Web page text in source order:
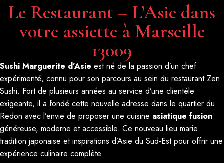
Le Restaurant – L’Asie dans
votre assiette à Marseille
13009
Sushi Marguerite d’Asie est né de la passion d’un chef
expérimenté, connu pour son parcours au sein du restaurant Zen
Sushi. Fort de plusieurs années au service d’une clientèle
exigeante, il a fondé cette nouvelle adresse dans le quartier du
Redon avec l’envie de proposer une cuisine asiatique fusion
généreuse, moderne et accessible. Ce nouveau lieu marie
tradition japonaise et inspirations d’Asie du Sud-Est pour offrir une
expérience culinaire complète.